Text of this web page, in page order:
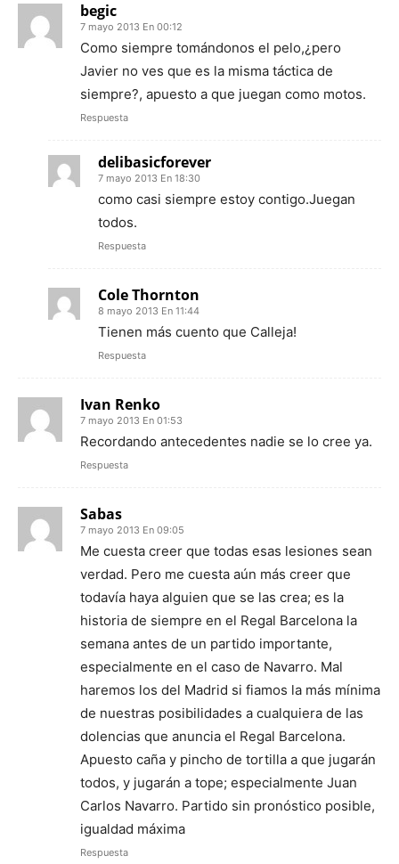
begic
7 mayo 2013 En 00:12
Como siempre tomándonos el pelo,¿pero
Javier no ves que es la misma táctica de
siempre?, apuesto a que juegan como motos.
Respuesta
delibasicforever
7 mayo 2013 En 18:30
como casi siempre estoy contigo.Juegan
todos.
Respuesta
Cole Thornton
8 mayo 2013 En 11:44
Tienen más cuento que Calleja!
Respuesta
Ivan Renko
7 mayo 2013 En 01:53
Recordando antecedentes nadie se lo cree ya.
Respuesta
Sabas
7 mayo 2013 En 09:05
Me cuesta creer que todas esas lesiones sean
verdad. Pero me cuesta aún más creer que
todavía haya alguien que se las crea; es la
historia de siempre en el Regal Barcelona la
semana antes de un partido importante,
especialmente en el caso de Navarro. Mal
haremos los del Madrid si fiamos la más mínima
de nuestras posibilidades a cualquiera de las
dolencias que anuncia el Regal Barcelona.
Apuesto caña y pincho de tortilla a que jugarán
todos, y jugarán a tope; especialmente Juan
Carlos Navarro. Partido sin pronóstico posible,
igualdad máxima
Respuesta